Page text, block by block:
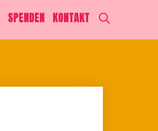
SPENDEN KONTAKT